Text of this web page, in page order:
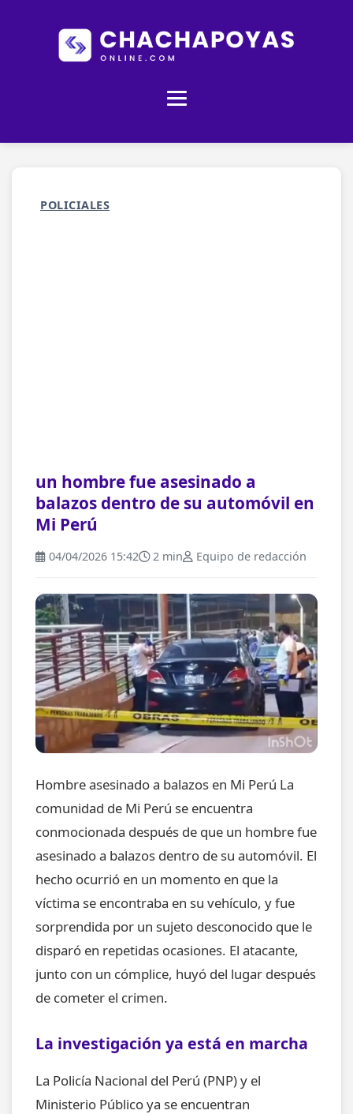
POLICIALES
un hombre fue asesinado a
balazos dentro de su automóvil en
Mi Perú
04/04/2026 15:42 2 min Equipo de redacción
Hombre asesinado a balazos en Mi Perú La
comunidad de Mi Perú se encuentra
conmocionada después de que un hombre fue
asesinado a balazos dentro de su automóvil. El
hecho ocurrió en un momento en que la
víctima se encontraba en su vehículo, y fue
sorprendida por un sujeto desconocido que le
disparó en repetidas ocasiones. El atacante,
junto con un cómplice, huyó del lugar después
de cometer el crimen.
La investigación ya está en marcha
La Policía Nacional del Perú (PNP) y el
Ministerio Público ya se encuentran